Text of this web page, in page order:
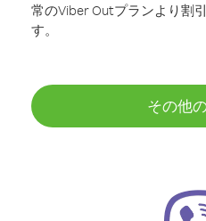
常のViber Outプランより割
す。
その他